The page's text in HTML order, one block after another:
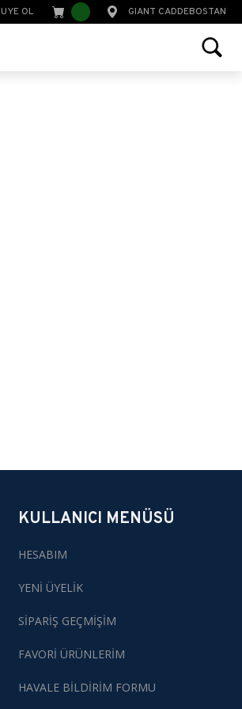
UYE OL GIANT CADDEBOSTAN
KULLANICI MENÜSÜ
HESABIM
YENİ ÜYELİK
SİPARİŞ GEÇMİŞİM
FAVORİ ÜRÜNLERİM
HAVALE BİLDİRİM FORMU